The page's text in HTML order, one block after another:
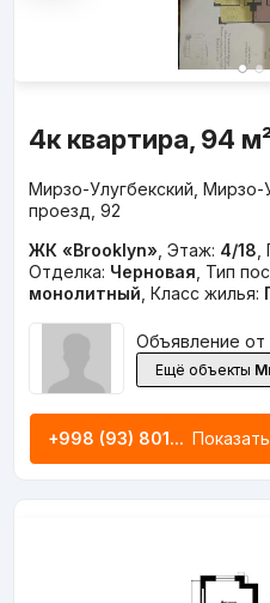
4к квартира, 94
Мирзо-Улугбекский, Мирзо-
проезд, 92
ЖК «Brooklyn» Этаж: 4/18
Отделка: Черновая Тип
монолитный Класс жилья:
Объявление от
Ещё объекты
+998 (93) 801... Показать